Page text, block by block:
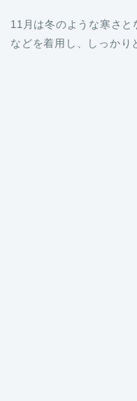
11月は冬のような寒さと
などを着用し、しっかり